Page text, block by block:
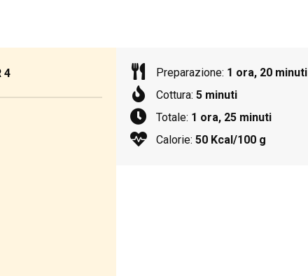
4 Preparazione: 1 ora, 20 minuti
Cottura:5 minuti
Totale: 1 ora, 25 minuti
Calorie:50 Kcal/100 g